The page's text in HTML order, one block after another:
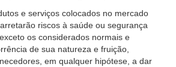
e serviços colocados no mercado
riscos à saúde ou segurança
os considerados normais e
de sua natureza e fruição,
em qualquer hipótese, a dar